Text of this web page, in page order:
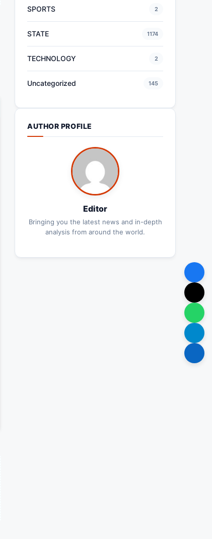
SPORTS 2
STATE 1174
TECHNOLOGY 2
Uncategorized 145
AUTHOR PROFILE
Editor
Bringing you the latest news and in-depth
analysis from around the world.